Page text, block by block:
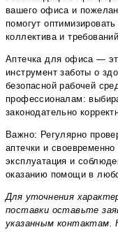
вашего офиса и
помогут
коллектива и
Аптечка для офиса —
инструмент заботы о
безопасной рабочей
профессионалам:
законодательно
Важно: Регулярно
аптечки и
эксплуатация и
оказанию помощи в
Для уточнения
поставки оставьте
указанным контактам.